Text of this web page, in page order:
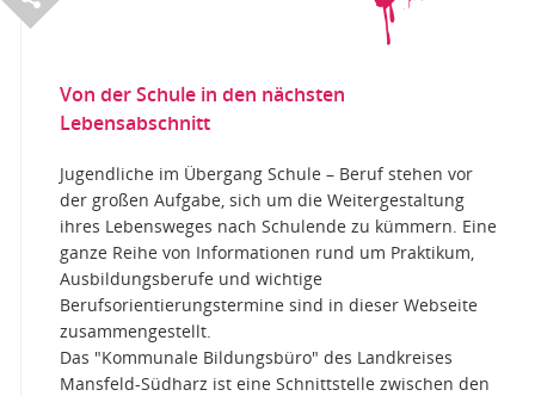
Von der Schule in den nächsten
Lebensabschnitt
Jugendliche im Übergang Schule – Beruf stehen vor
der großen Aufgabe, sich um die Weitergestaltung
ihres Lebensweges nach Schulende zu kümmern. Eine
ganze Reihe von Informationen rund um Praktikum,
Ausbildungsberufe und wichtige
Berufsorientierungstermine sind in dieser Webseite
zusammengestellt.
Das "Kommunale Bildungsbüro" des Landkreises
Mansfeld-Südharz ist eine Schnittstelle zwischen den